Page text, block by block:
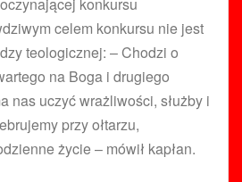
celem konkursu nie jest
teologicznej: – Chodzi o
na Boga i drugiego
nas uczyć wrażliwości, służby i
przy ołtarzu,
życie – mówił kapłan.